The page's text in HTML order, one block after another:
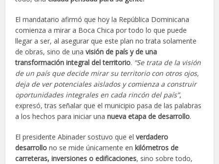
El mandatario afirmó que hoy la República Dominicana
comienza a mirar a Boca Chica por todo lo que puede
llegar a ser, al asegurar que este plan no trata solamente
de obras, sino de unavisión de país y de una
transformación integral del territorio. “Se trata de la visión
de un país que decide mirar su territorio con otros ojos,
deja de ver potenciales aislados y comienza a construir
oportunidades integrales en cada rincón del país”,
expresó, tras señalar que el municipio pasa de las palabras
a los hechos para iniciar unanueva etapa de desarrollo.
El presidente Abinader sostuvo que elverdadero
desarrollo no se mide únicamente en kilómetros de
carreteras, inversiones o edificaciones, sino sobre todo,